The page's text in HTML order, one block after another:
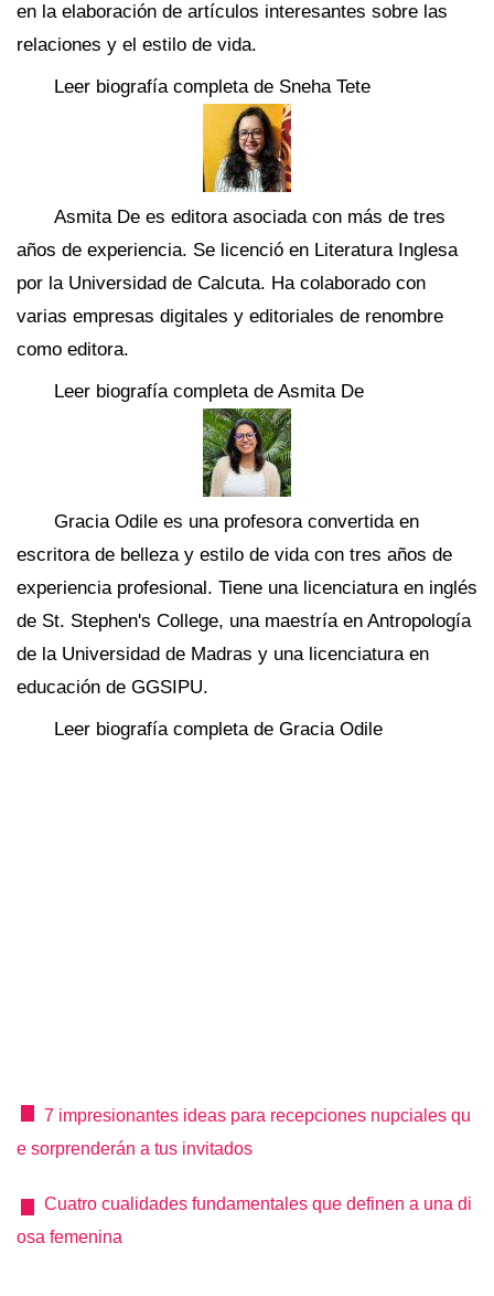
en la elaboración de artículos interesantes sobre las
relaciones y el estilo de vida.
Leer biografía completa de Sneha Tete
Asmita De es editora asociada con más de tres
años de experiencia. Se licenció en Literatura Inglesa
por la Universidad de Calcuta. Ha colaborado con
varias empresas digitales y editoriales de renombre
como editora.
Leer biografía completa de Asmita De
Gracia Odile es una profesora convertida en
escritora de belleza y estilo de vida con tres años de
experiencia profesional. Tiene una licenciatura en inglés
de St. Stephen's College, una maestría en Antropología
de la Universidad de Madras y una licenciatura en
educación de GGSIPU.
Leer biografía completa de Gracia Odile
7 impresionantes ideas para recepciones nupciales qu
e sorprenderán a tus invitados
Cuatro cualidades fundamentales que definen a una di
osa femenina